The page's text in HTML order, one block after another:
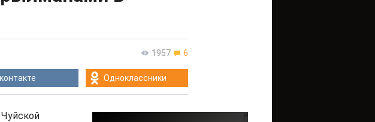
1957 6
Одноклассники